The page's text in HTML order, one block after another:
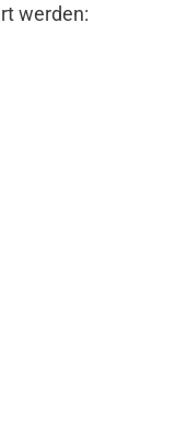
werden: